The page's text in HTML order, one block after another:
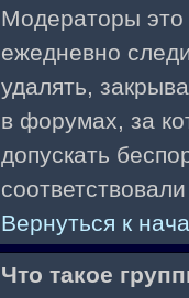
Модераторы это
ежедневно
удалять,
в форумах, за
допускать
Вернуться к
Что такое